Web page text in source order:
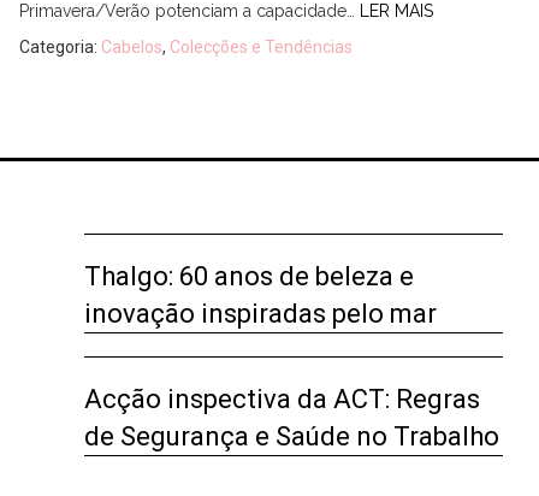
Primavera/Verão potenciam a capacidade…
LER MAIS
Categoria: Cabelos, Colecções e Tendências
Thalgo: 60 anos de beleza e
inovação inspiradas pelo mar
Acção inspectiva da ACT: Regras
de Segurança e Saúde no Trabalho